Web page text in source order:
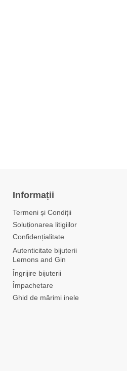
Informații
Termeni și Condiții
Soluționarea litigiilor
Confidențialitate
Autenticitate bijuterii
Lemons and Gin
Îngrijire bijuterii
Împachetare
Ghid de mărimi inele